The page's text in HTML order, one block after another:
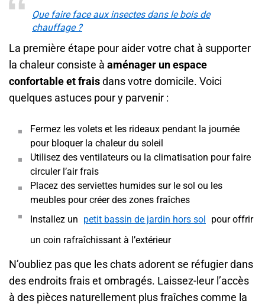
Que faire face aux insectes dans le bois de
chauffage ?
La première étape pour aider votre chat à supporter
la chaleur consiste à aménager un espace
confortable et fraisdans votre domicile. Voici
quelques astuces pour y parvenir :
Fermez les volets et les rideaux pendant la journée
pour bloquer la chaleur du soleil
Utilisez des ventilateurs ou la climatisation pour faire
circuler l’air frais
Placez des serviettes humides sur le sol ou les
meubles pour créer des zones fraîches
Installez un petit bassin de jardin hors sol pour offrir
un coin rafraîchissant à l’extérieur
N’oubliez pas que les chats adorent se réfugier dans
des endroits frais et ombragés. Laissez-leur l’accès
à des pièces naturellement plus fraîches comme la